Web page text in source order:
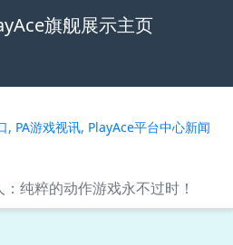
旗舰展示主页
, PA游戏视讯, PlayAce平台中心新闻
：纯粹的动作游戏永不过时！